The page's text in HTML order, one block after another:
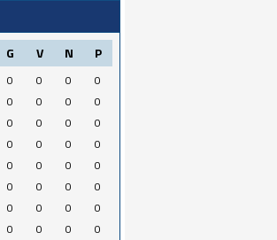
G V N P
0 0 0
0
0 0 0
0
0 0 0
0
0 0 0
0
0 0 0
0
0 0 0
0
0 0 0
0
0 0 0
0